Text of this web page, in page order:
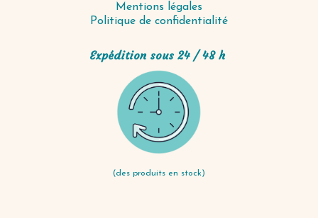
Mentions légales
Politique de confidentialité
Expédition sous 24 / 48 h
(des produits en stock)